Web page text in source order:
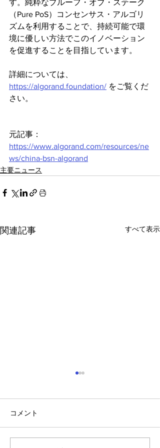
す。純粋なプルーフ・オブ・ステーク
（Pure PoS）コンセンサス・アルゴリ
ズムを利用することで、持続可能で環
境に優しい方法でこのイノベーション
を促進することを目指しています。
詳細については、
https://algorand.foundation/ をご覧くだ
さい。
元記事：
https://www.algorand.com/resources/ne
ws/china-bsn-algorand
主要ニュース
関連記事 すべて表示
コメント